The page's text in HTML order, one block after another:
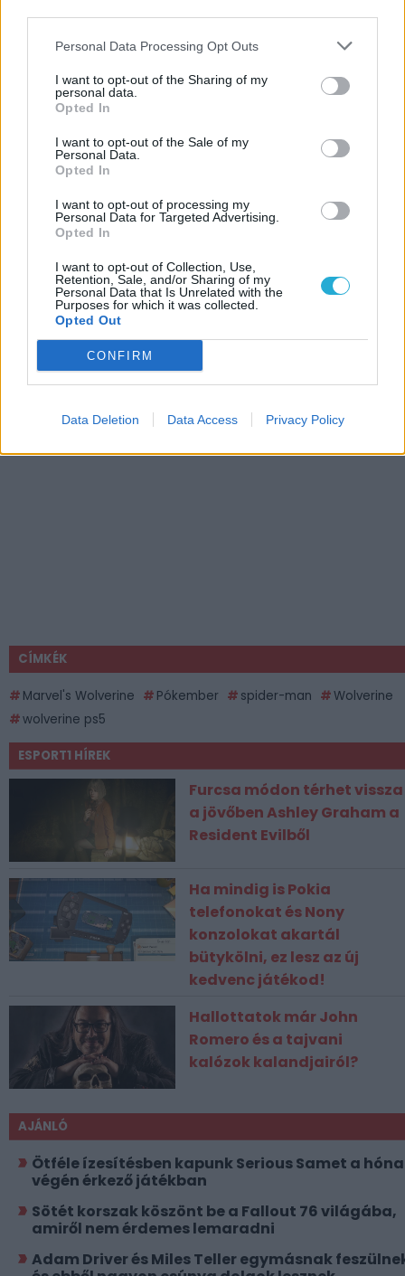
Personal Data Processing Opt Outs
I want to opt-out of the Sharing of my
personal data.
Opted In
I want to opt-out of the Sale of my
Personal Data.
Opted In
I want to opt-out of processing my
Personal Data for Targeted Advertising.
Opted In
I want to opt-out of Collection, Use,
Retention, Sale, and/or Sharing of my
Personal Data that Is Unrelated with the
Purposes for which it was collected.
Opted Out
CONFIRM
Data Deletion Data Access Privacy Policy
CÍMKÉK
Marvel's Wolverine Pókember spider-man
Wolverine
wolverine ps5
ESPORT1 HÍREK
Furcsa módon térhet vissza
a jövőben Ashley Graham a
Resident Evilből
Ha mindig is Pokia
telefonokat és Nony
konzolokat akartál
bütykölni, ez lesz az új
kedvenc játékod!
Hallottatok már John
Romero és a tajvani
kalózok kalandjairól?
AJÁNLÓ
Ötféle ízesítésben kapunk Serious Samet a
végén érkező játékban
Sötét korszak köszönt be a Fallout 76 világába,
amiről nem érdemes lemaradni
Adam Driver és Miles Teller egymásnak